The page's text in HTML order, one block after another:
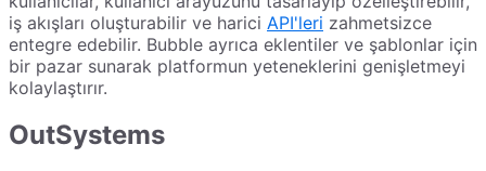
iş akışları oluşturabilir ve harici API'leri zahmetsizce
entegre edebilir. Bubble ayrıca eklentiler ve şablonlar için
bir pazar sunarak platformun yeteneklerini genişletmeyi
kolaylaştırır.
OutSystems